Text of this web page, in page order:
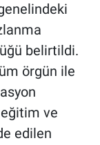
belirtildi.
örgün ile
ve
edilen